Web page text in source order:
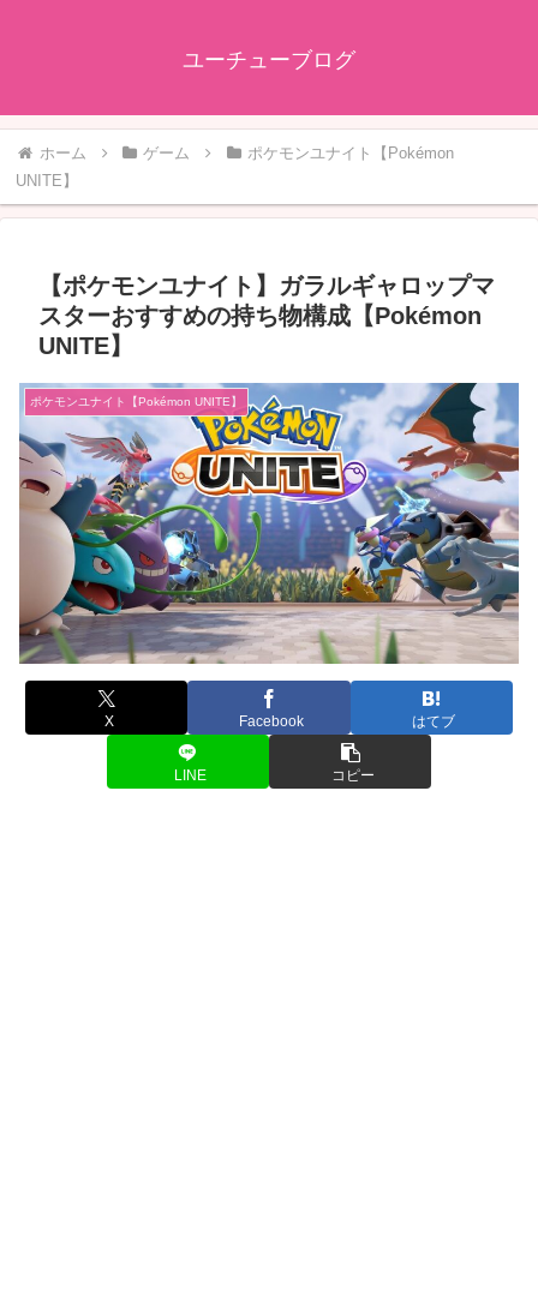
ユーチューブログ
ホーム ゲーム
ポケモンユナイト【Pokémon
UNITE】
【ポケモンユナイト】ガラルギャロップマ
スターおすすめの持ち物構成【Pokémon
UNITE】
ポケモンユナイト【Pokémon UNITE】
X Facebook はてブ
LINE コピー